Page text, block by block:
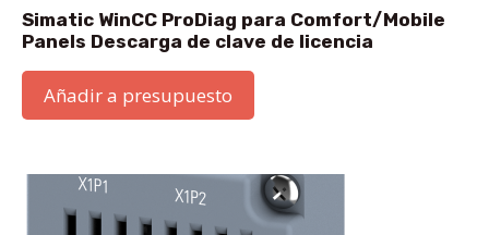
Simatic WinCC ProDiag para Comfort/Mobile
Panels Descarga de clave de licencia
Añadir a presupuesto